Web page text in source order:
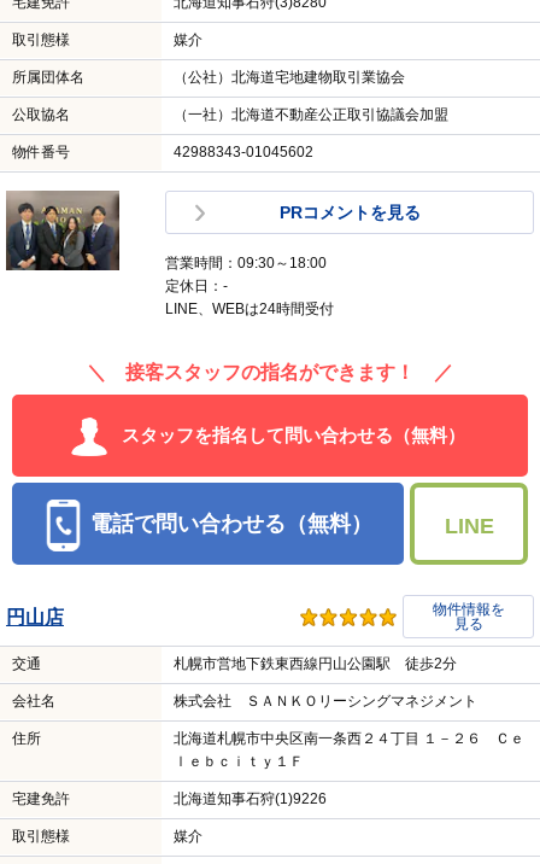
取引態様 媒介
所属団体名 （公社）北海道宅地建物取引業協会
公取協名 （一社）北海道不動産公正取引協議会加盟
物件番号 42988343-01045602
PRコメントを見る
営業時間：09:30～18:00
定休日：-
LINE、WEBは24時間受付
＼ 接客スタッフの指名ができます！ ／
スタッフを指名して問い合わせる（無料）
電話で問い合わせる（無料） LINE
円山店
物件情報を
見る
交通 札幌市営地下鉄東西線円山公園駅 徒歩2分
会社名 株式会社 ＳＡＮＫＯリーシングマネジメント
住所
北海道札幌市中央区南一条西２４丁目 １－２６ Ｃｅ
ｌｅｂｃｉｔｙ１Ｆ
宅建免許 北海道知事石狩(1)9226
取引態様 媒介